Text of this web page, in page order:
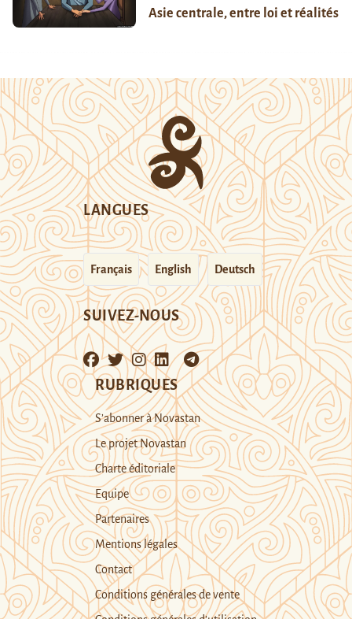
Asie centrale, entre loi et réalités
LANGUES
Français English Deutsch
SUIVEZ-NOUS
RUBRIQUES
S’abonner à Novastan
Le projet Novastan
Charte éditoriale
Equipe
Partenaires
Mentions légales
Contact
Conditions générales de vente